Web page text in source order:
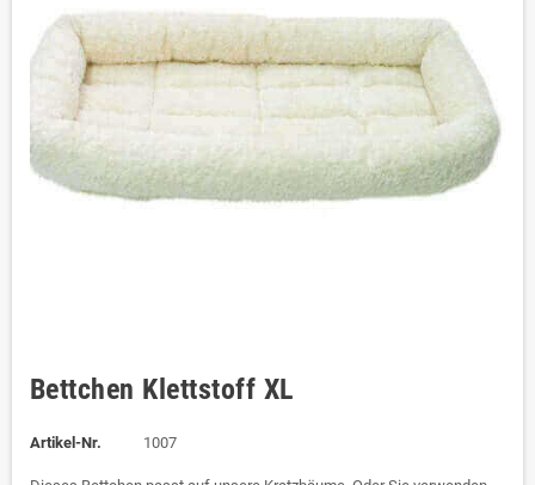
Bettchen Klettstoff XL
Artikel-Nr. 1007